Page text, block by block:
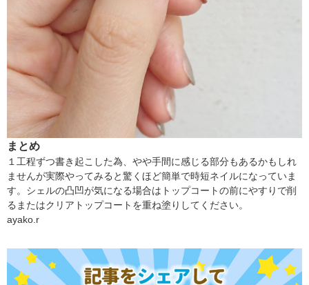
まとめ
１工程ずつ書き起こした為、やや手間に感じる部分もあるかもしれ
ませんが実際やってみると驚くほど簡単で時短ネイルになっていま
す。シェルの凸凹が気になる場合はトップコートの前にやすりで削
るまたはクリアトップコートを重ね塗りしてください。
ayako.r